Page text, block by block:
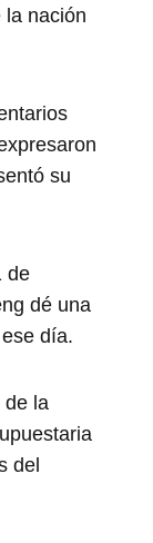
la nación
su
de
dé una
día.
de la
del